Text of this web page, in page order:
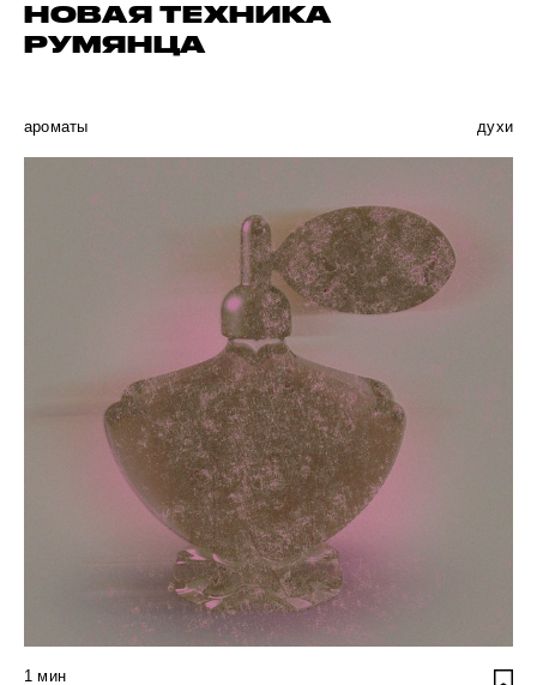
НОВАЯ ТЕХНИКА
РУМЯНЦА
ароматы духи
1 мин